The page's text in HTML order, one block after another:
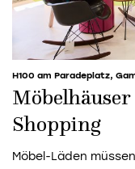
H100 am Paradeplatz,
Shopping
Möbel-Läden